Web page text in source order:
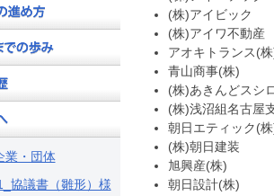
業・団体
協議書（雛形）様
(株)アイビック
(株)アイワ不動産
アオキトランス(
青山商事(株)
(株)あきんどスシ
(株)浅沼組名古屋
朝日エティック(
(株)朝日建装
旭興産(株)
朝日設計(株)